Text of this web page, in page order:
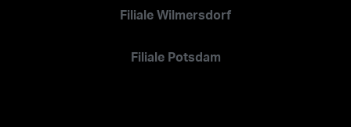
Filiale Wilmersdorf
Filiale Potsdam